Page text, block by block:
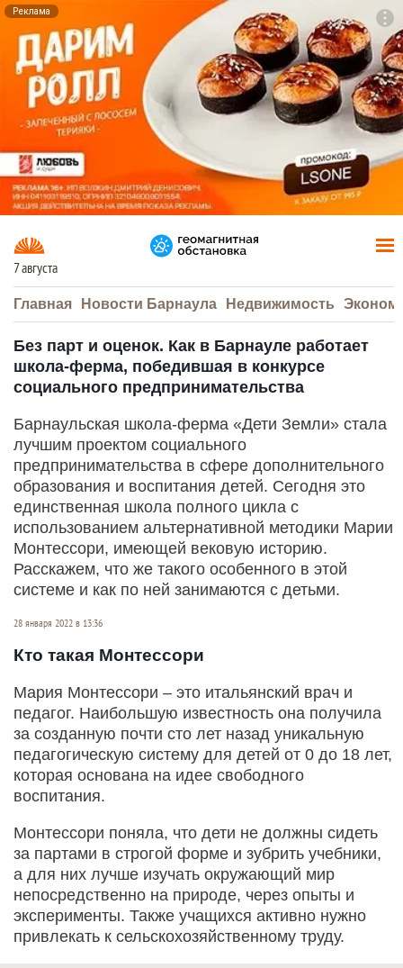
Реклама
7 августа
Главная Новости Барнаула Недвижимость
Без парт и оценок. Как в Барнауле работает
школа-ферма, победившая в конкурсе
социального предпринимательства
Барнаульская школа-ферма «Дети Земли» стала
лучшим проектом социального
предпринимательства в сфере дополнительного
образования и воспитания детей. Сегодня это
единственная школа полного цикла с
использованием альтернативной методики Марии
Монтессори, имеющей вековую историю.
Расскажем, что же такого особенного в этой
системе и как по ней занимаются с детьми.
28 января 2022 в 13:36
Кто такая Монтессори
Мария Монтессори – это итальянский врач и
педагог. Наибольшую известность она получила
за созданную почти сто лет назад уникальную
педагогическую систему для детей от 0 до 18 лет,
которая основана на идее свободного
воспитания.
Монтессори поняла, что дети не должны сидеть
за партами в строгой форме и зубрить учебники,
а для них лучше изучать окружающий мир
непосредственно на природе, через опыты и
эксперименты. Также учащихся активно нужно
привлекать к сельскохозяйственному труду.